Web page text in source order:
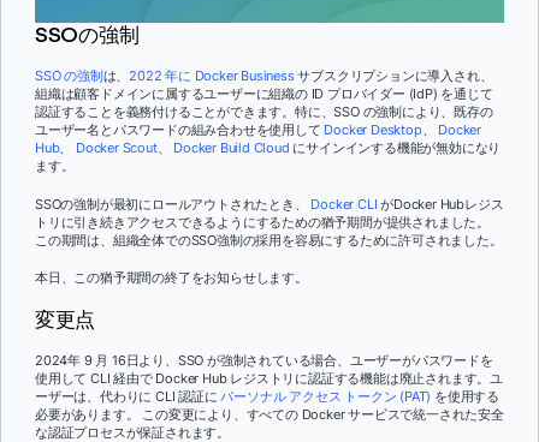
SSOの強制
SSO の強制は、 2022 年に Docker Businessサブスクリプションに導入され、
組織は顧客ドメインに属するユーザーに組織の ID プロバイダー (IdP) を通じて
認証することを義務付けることができます。特に、SSO の強制により、既存の
ユーザー名とパスワードの組み合わせを使用して Docker Desktop
Docker
Hub、 Docker Scout、 Docker Build Cloud にサインインする機能が無効になり
ます。
SSOの強制が最初にロールアウトされたとき、 Docker CLI がDocker Hubレジス
トリに引き続きアクセスできるようにするための猶予期間が提供されました。
この期間は、組織全体でのSSO強制の採用を容易にするために許可されました。
本日、この猶予期間の終了をお知らせします。
変更点
2024年 9 月 16日より、SSO が強制されている場合、ユーザーがパスワードを
使用して CLI 経由で Docker Hub レジストリに認証する機能は廃止されます。ユ
ーザーは、代わりに CLI 認証にパーソナル アクセス トークン (PAT) を使用する
必要があります。 この変更により、すべての Docker サービスで統一された安全
な認証プロセスが保証されます。